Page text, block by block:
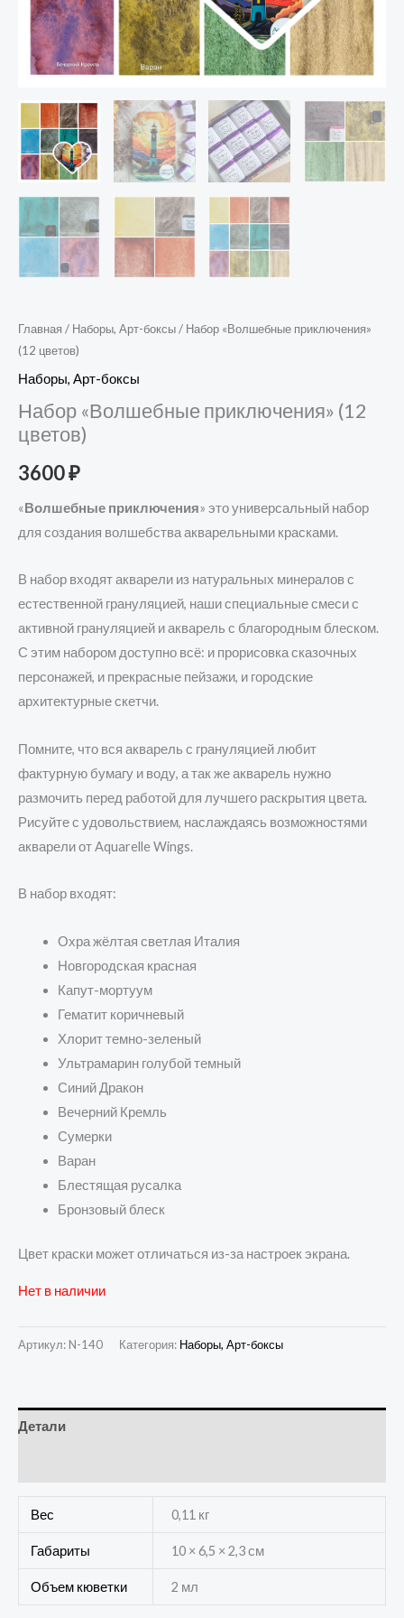
Главная / Наборы, Арт-боксы/ Набор «Волшебные приключения»
(12 цветов)
Наборы, Арт-боксы
Набор «Волшебные приключения» (12
цветов)
3600₽
«Волшебные приключения» это универсальный набор
для создания волшебства акварельными красками.
В набор входят акварели из натуральных минералов с
естественной грануляцией, наши специальные смеси с
активной грануляцией и акварель с благородным блеском.
С этим набором доступно всё: и прорисовка сказочных
персонажей, и прекрасные пейзажи, и городские
архитектурные скетчи.
Помните, что вся акварель с грануляцией любит
фактурную бумагу и воду, а так же акварель нужно
размочить перед работой для лучшего раскрытия цвета.
Рисуйте с удовольствием, наслаждаясь возможностями
акварели от Aquarelle Wings.
В набор входят:
Охра жёлтая светлая Италия
Новгородская красная
Капут-мортуум
Гематит коричневый
Хлорит темно-зеленый
Ультрамарин голубой темный
Синий Дракон
Вечерний Кремль
Сумерки
Варан
Блестящая русалка
Бронзовый блеск
Цвет краски может отличаться из-за настроек экрана.
Нет в наличии
Артикул: N-140 Категория: Наборы, Арт-боксы
Детали
Вес 0,11 кг
Габариты 10 × 6,5 × 2,3 см
Объем кюветки 2 мл